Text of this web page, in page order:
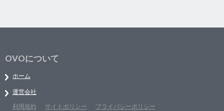
OVOについて
ホーム
運営会社
利用規約
サイトポリシー プライバシーポリシー